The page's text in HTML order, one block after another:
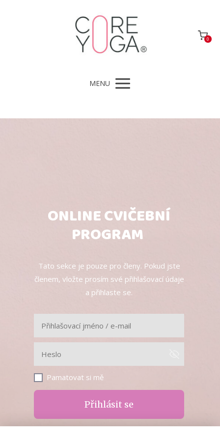
0
MENU
ONLINE CVIČEBNÍ
PROGRAM
Tato sekce je pouze pro členy. Pokud jste
členem, vložte prosím své přihlašovací údaje
a přihlaste se.
Pamatovat si mě
Přihlásit se